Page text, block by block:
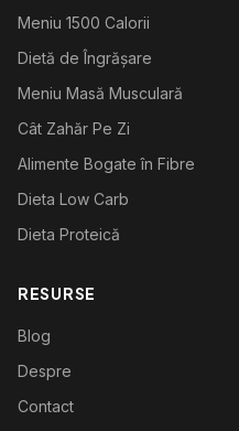
Meniu 1500 Calorii
Dietă de Îngrășare
Meniu Masă Musculară
Cât Zahăr Pe Zi
Alimente Bogate în Fibre
Dieta Low Carb
Dieta Proteică
RESURSE
Blog
Despre
Contact